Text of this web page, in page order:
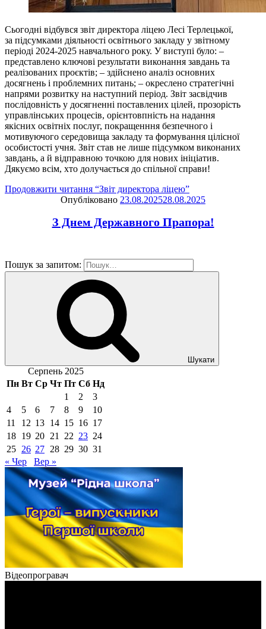
Сьогодні відбувся звіт директора ліцею Лесі Терлецької,
за підсумками діяльності освітнього закладу у звітному
періоді 2024-2025 навчального року. У виступі було: –
представлено ключові результати виконання завдань та
реалізованих проєктів; – здійснено аналіз основних
досягнень і проблемних питань; – окреслено стратегічні
напрями розвитку на наступний період. Звіт засвідчив
послідовність у досягненні поставлених цілей, прозорість
управлінських процесів, орієнтовпність на надання
якісних освітніх послуг, покращенння безпечного і
мотивуючого середовища закладу та формування цілісної
особистості учня. Звіт став не лише підсумком виконаних
завдань, а й відправною точкою для нових ініціатив.
Дякуємо всім, хто долучається до спільної справи!
Продовжити читання “Звіт директора ліцею”
Опубліковано 23.08.202528.08.2025
З Днем Державного Прапора!
Пошук за запитом:
Шукати
Серпень 2025
Пн Вт Ср Чт Пт Сб Нд
1
2
3
4
5 6 7 8 9
10
11
12 13 14 15 16 17
18 19 20 21 22 23 24
25 26 27 28 29 30 31
« Чер
Вер »
Відеопрогравач